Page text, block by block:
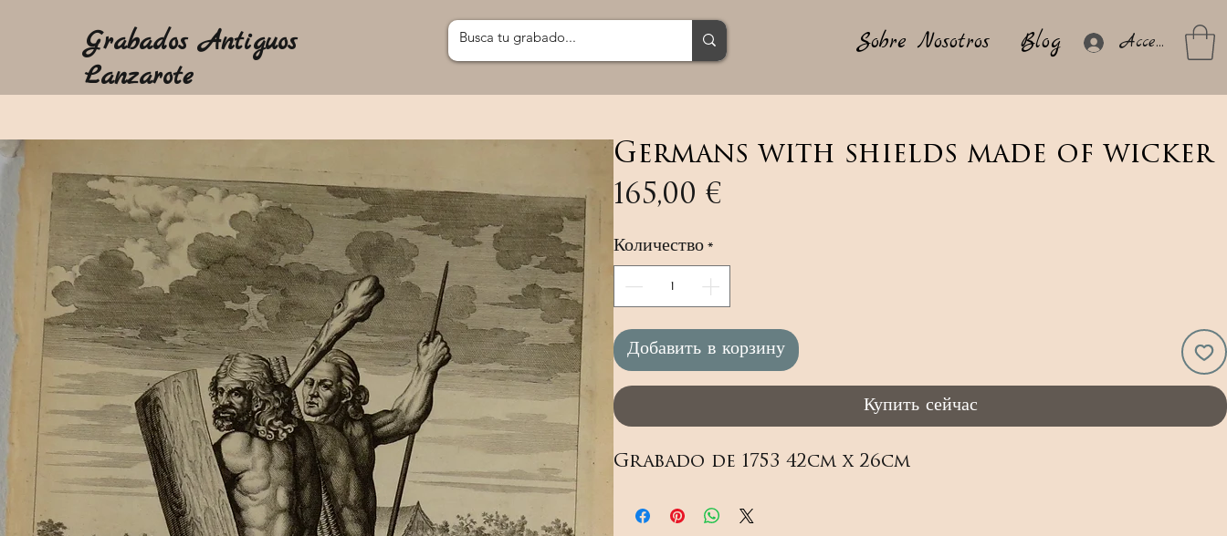
Grabados Antiguos
Lanzarote
Sobre Nosotros Blog Acceder
Germans with shields made of wicker
165,00 €
Количество*
Добавить в корзину
Купить сейчас
Grabado de 1753 42cm x 26cm